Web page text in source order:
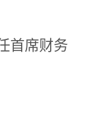
首席财务